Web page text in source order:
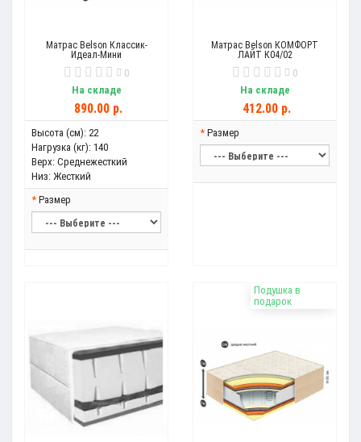
Матрас Belson Классик-
Идеал-Мини
0
На складе
890.00 р.
Высота (см): 22
Нагрузка (кг): 140
Верх: Среднежесткий
Низ: Жесткий
Размер
Матрас Belson КОМФОРТ
ЛАЙТ К04/02
0
На складе
412.00 р.
Размер
Подушка в
подарок